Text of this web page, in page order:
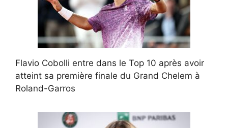
Flavio Cobolli entre dans le Top 10 après avoir
atteint sa première finale du Grand Chelem à
Roland-Garros